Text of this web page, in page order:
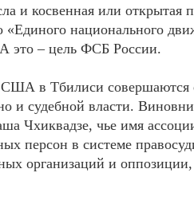
и косвенная или
«Единого национального
это – цель ФСБ России.
в Тбилиси совершаются
и судебной власти.
Чхиквадзе, чье имя
персон в системе
организаций и